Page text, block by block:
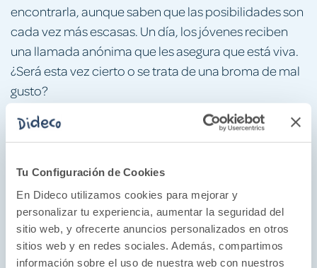
Tu Configuración de Cookies
En Dideco utilizamos cookies para mejorar y
personalizar tu experiencia, aumentar la seguridad del
sitio web, y ofrecerte anuncios personalizados en otros
sitios web y en redes sociales. Además, compartimos
información sobre el uso de nuestra web con nuestros
encontrarla, aunque saben que las posibilidades son
cada vez más escasas. Un día, los jóvenes reciben
una llamada anónima que les asegura que está viva.
¿Será esta vez cierto o se trata de una broma de mal
gusto?
Mientras tanto, Blanca se recupera de las lesiones
que sufrió tras el accidente de helicóptero. Su
investigando y no parará hasta descubrir lo que
ocurrió, aunque eso la ponga en riesgo.
Sevilla se ha convertido en una ciudad peligrosa en la
que nadie parece a salvo. Los misterios y las muertes